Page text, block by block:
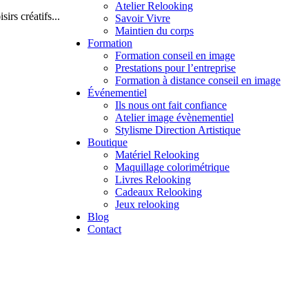
Atelier Relooking
Savoir Vivre
Maintien du corps
Formation
Formation conseil en image
Prestations pour l’entreprise
Formation à distance conseil en image
Événementiel
Ils nous ont fait confiance
Atelier image évènementiel
Stylisme Direction Artistique
Boutique
Matériel Relooking
Maquillage colorimétrique
Livres Relooking
Cadeaux Relooking
Jeux relooking
Blog
Contact
créatifs...